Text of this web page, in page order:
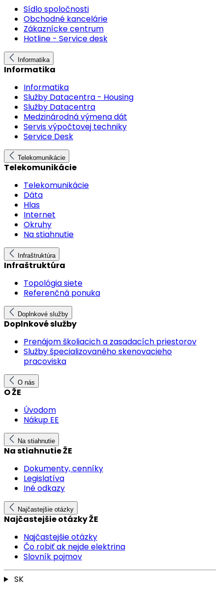
Sídlo spoločnosti
Obchodné kancelárie
Zákaznícke centrum
Hotline - Service desk
Informatika
Informatika
Informatika
Služby Datacentra - Housing
Služby Datacentra
Medzinárodná výmena dát
Servis výpočtovej techniky
Service Desk
Telekomunikácie
Telekomunikácie
Telekomunikácie
Dáta
Hlas
Internet
Okruhy
Na stiahnutie
Infraštruktúra
Infraštruktúra
Topológia siete
Referenčná ponuka
Doplnkové služby
Doplnkové služby
Prenájom školiacich a zasadacích priestorov
Služby špecializovaného skenovacieho
pracoviska
O nás
O ŽE
Úvodom
Nákup EE
Na stiahnutie
Na stiahnutie ŽE
Dokumenty, cenníky
Legislatíva
Iné odkazy
Najčastejšie otázky
Najčastejšie otázky ŽE
Najčastejšie otázky
Čo robiť ak nejde elektrina
Slovník pojmov
SK